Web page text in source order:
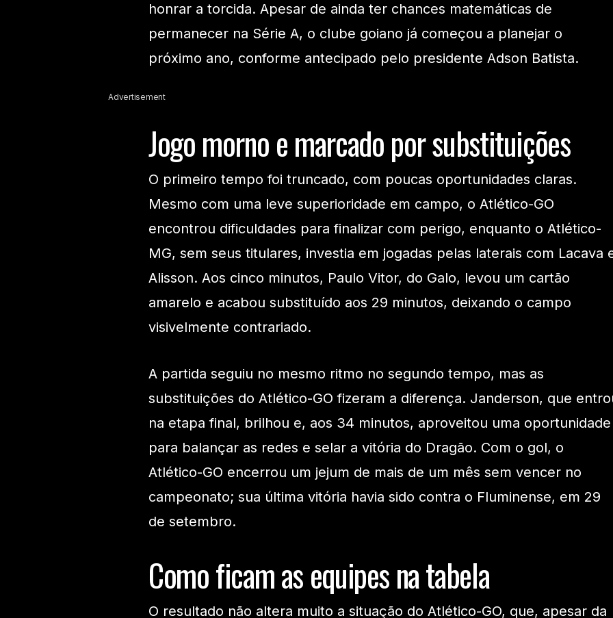
honrar a torcida. Apesar de ainda ter chances matemáticas de
permanecer na Série A, o clube goiano já começou a planejar o
próximo ano, conforme antecipado pelo presidente Adson Batista.
Advertisement
Jogo morno e marcado por substituições
O primeiro tempo foi truncado, com poucas oportunidades claras.
Mesmo com uma leve superioridade em campo, o Atlético-GO
encontrou dificuldades para finalizar com perigo, enquanto o Atlético-
MG, sem seus titulares, investia em jogadas pelas laterais com Lacava
Alisson. Aos cinco minutos, Paulo Vitor, do Galo, levou um cartão
amarelo e acabou substituído aos 29 minutos, deixando o campo
visivelmente contrariado.
A partida seguiu no mesmo ritmo no segundo tempo, mas as
substituições do Atlético-GO fizeram a diferença. Janderson, que
na etapa final, brilhou e, aos 34 minutos, aproveitou uma oportunidade
para balançar as redes e selar a vitória do Dragão. Com o gol, o
Atlético-GO encerrou um jejum de mais de um mês sem vencer no
campeonato; sua última vitória havia sido contra o Fluminense, em 29
de setembro.
Como ficam as equipes na tabela
O resultado não altera muito a situação do Atlético-GO, que, apesar da